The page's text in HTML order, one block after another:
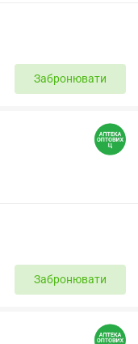
Забронювати
Забронювати